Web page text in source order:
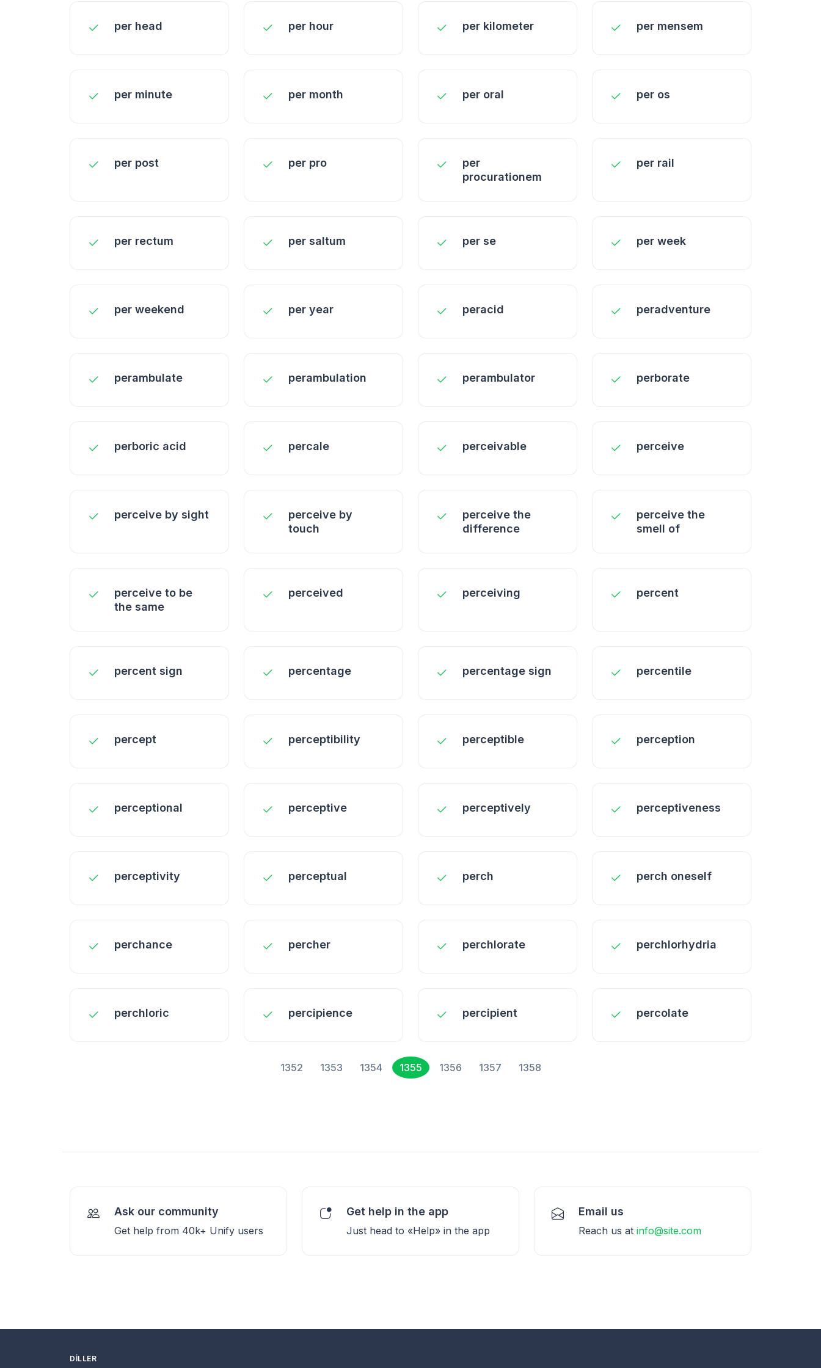
per head per hour per kilometer per mensem
per minute per month per oral per os
per post per pro
per
procurationem
per rail
per rectum per saltum per se per week
per weekend per year peracid peradventure
perambulate perambulation perambulator perborate
perboric acid percale perceivable perceive
perceive by sight
perceive by
touch
perceive the
difference
perceive the
smell of
perceive to be
the same
perceived perceiving percent
percent sign percentage percentage sign percentile
percept perceptibility perceptible perception
perceptional perceptive perceptively perceptiveness
perceptivity perceptual perch perch oneself
perchance percher perchlorate perchlorhydria
perchloric percipience percipient percolate
1352 1353 1354 1355 1356 1357 1358
Ask our community
Get help from 40k+ Unify users
Get help in the app
Just head to «Help» in the app
Email us
Reach us at info@site.com
DILLER